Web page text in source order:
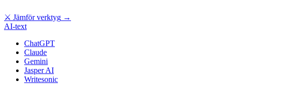
⚔ Jämför verktyg →
AI-text
ChatGPT
Claude
Gemini
Jasper AI
Writesonic